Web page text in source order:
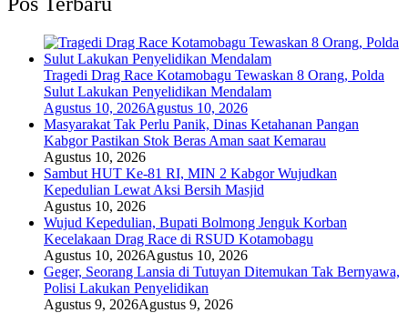
Tragedi Drag Race Kotamobagu Tewaskan 8 Orang, Polda
Sulut Lakukan Penyelidikan Mendalam
Agustus 10, 2026Agustus 10, 2026
Masyarakat Tak Perlu Panik, Dinas Ketahanan Pangan
Kabgor Pastikan Stok Beras Aman saat Kemarau
Agustus 10, 2026
Sambut HUT Ke-81 RI, MIN 2 Kabgor Wujudkan
Kepedulian Lewat Aksi Bersih Masjid
Agustus 10, 2026
Wujud Kepedulian, Bupati Bolmong Jenguk Korban
Kecelakaan Drag Race di RSUD Kotamobagu
Agustus 10, 2026Agustus 10, 2026
Geger, Seorang Lansia di Tutuyan Ditemukan Tak Bernyawa,
Polisi Lakukan Penyelidikan
Agustus 9, 2026Agustus 9, 2026